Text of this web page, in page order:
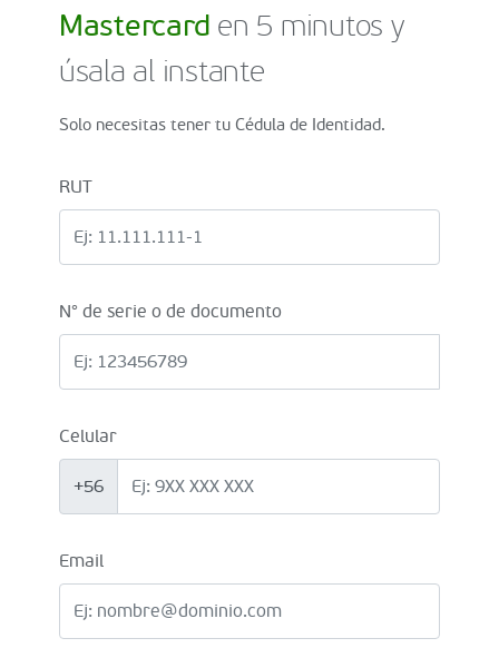
Mastercard en 5 minutos y
úsala al instante
Solo necesitas tener tu Cédula de Identidad.
RUT
N° de serie o de documento
Celular
+56
Email